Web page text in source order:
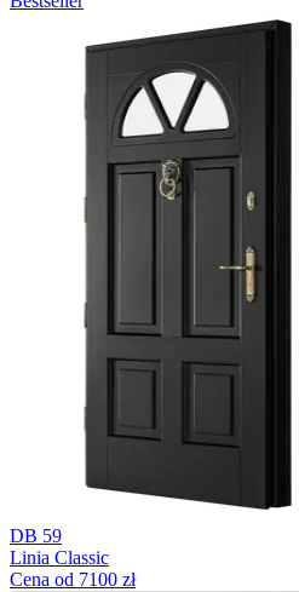
DB 59
Linia Classic
Cena od 7100 zł